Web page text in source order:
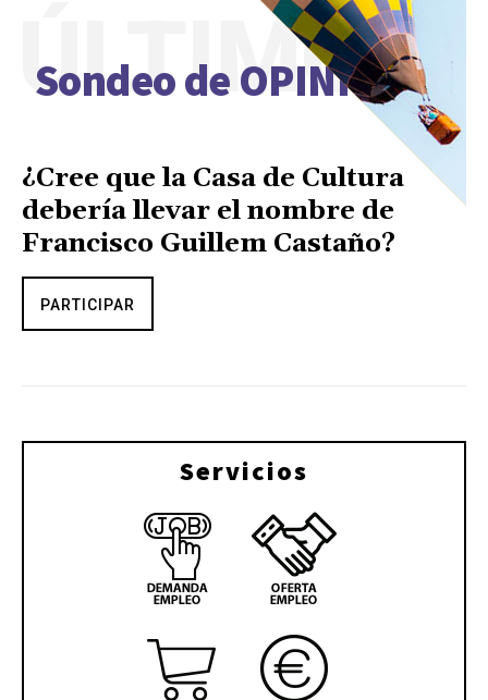
Sondeo de OPINIÓN
ÚLTIMO
¿Cree que la Casa de Cultura
debería llevar el nombre de
Francisco Guillem Castaño?
PARTICIPAR
Servicios